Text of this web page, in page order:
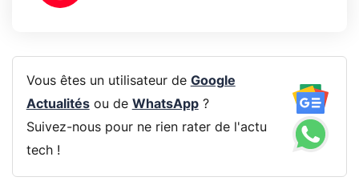
Vous êtes un utilisateur de Google
Actualitésou de WhatsApp?
Suivez-nous pour ne rien rater de l'actu
tech !